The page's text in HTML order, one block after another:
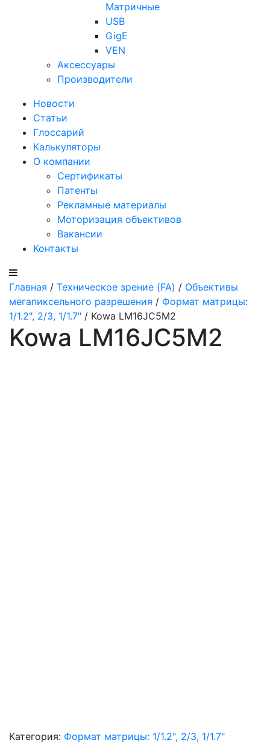
Матричные
USB
GigE
VEN
Аксессуары
Производители
Новости
Статьи
Глоссарий
Калькуляторы
О компании
Сертификаты
Патенты
Рекламные материалы
Моторизация объективов
Вакансии
Контакты
Главная / Техническое зрение (FA) / Объективы
мегапиксельного разрешения / Формат матрицы:
1/1.2", 2/3, 1/1.7" / Kowa LM16JC5M2
Kowa LM16JC5M2
Категория: Формат матрицы: 1/1.2", 2/3, 1/1.7"